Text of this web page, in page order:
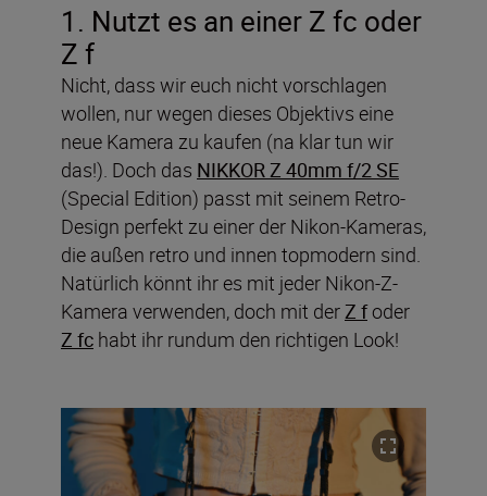
1. Nutzt es an einer Z fc oder
Z f
Nicht, dass wir euch nicht vorschlagen
wollen, nur wegen dieses Objektivs eine
neue Kamera zu kaufen (na klar tun wir
das!). Doch das NIKKOR Z 40mm f/2 SE
(Special Edition) passt mit seinem Retro-
Design perfekt zu einer der Nikon-Kameras,
die außen retro und innen topmodern sind.
Natürlich könnt ihr es mit jeder Nikon-Z-
Kamera verwenden, doch mit derZ foder
Z fc habt ihr rundum den richtigen Look!